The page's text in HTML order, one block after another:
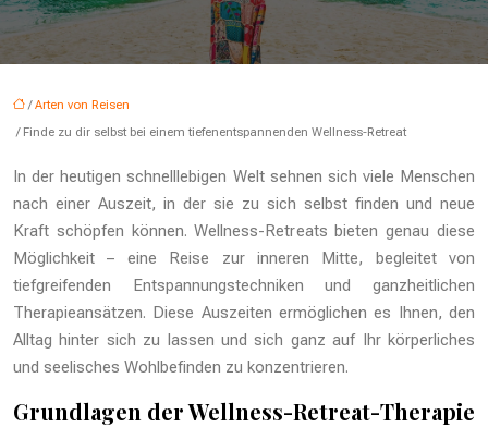
/Arten von Reisen
/ Finde zu dir selbst bei einem tiefenentspannenden Wellness-Retreat
In der heutigen schnelllebigen Welt sehnen sich viele Menschen
nach einer Auszeit, in der sie zu sich selbst finden und neue
Kraft schöpfen können. Wellness-Retreats bieten genau diese
Möglichkeit – eine Reise zur inneren Mitte, begleitet von
tiefgreifenden Entspannungstechniken und ganzheitlichen
Therapieansätzen. Diese Auszeiten ermöglichen es Ihnen, den
Alltag hinter sich zu lassen und sich ganz auf Ihr körperliches
und seelisches Wohlbefinden zu konzentrieren.
Grundlagen der Wellness-Retreat-Therapie